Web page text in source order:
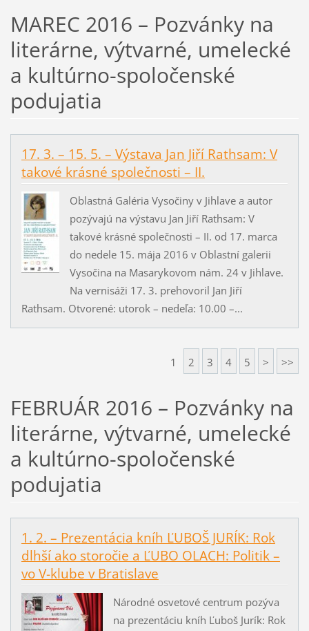
MAREC 2016 – Pozvánky na
literárne, výtvarné, umelecké
a kultúrno-spoločenské
podujatia
17. 3. – 15. 5. – Výstava Jan Jiří Rathsam: V
takové krásné společnosti – II.
Oblastná Galéria Vysočiny v Jihlave a autor
pozývajú na výstavu Jan Jiří Rathsam: V
takové krásné společnosti – II. od 17. marca
do nedele 15. mája 2016 v Oblastní galerii
Vysočina na Masarykovom nám. 24 v Jihlave.
Na vernisáži 17. 3. prehovoril Jan Jiří
Rathsam. Otvorené: utorok – nedeľa: 10.00 –...
1 2 3 4 5 > >>
FEBRUÁR 2016 – Pozvánky na
literárne, výtvarné, umelecké
a kultúrno-spoločenské
podujatia
1. 2. – Prezentácia kníh ĽUBOŠ JURÍK: Rok
dlhší ako storočie a ĽUBO OLACH: Politik –
vo V-klube v Bratislave
Národné osvetové centrum pozýva
na prezentáciu kníh Ľuboš Jurík: Rok